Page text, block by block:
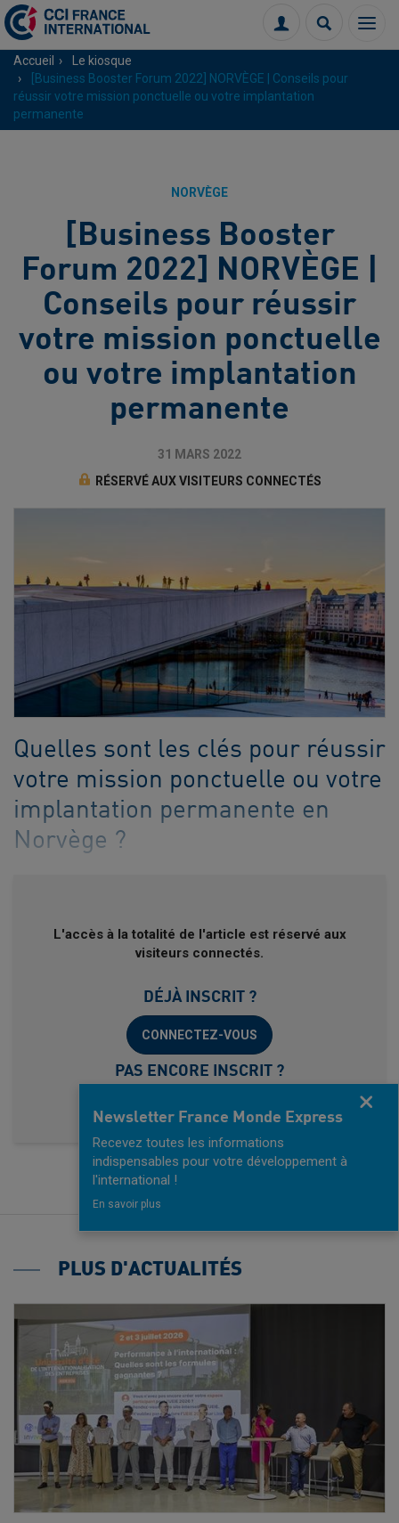
Menu
Connexion
Accueil
Le kiosque
[Business Booster Forum 2022] NORVÈGE | Conseils pour
réussir votre mission ponctuelle ou votre implantation
permanente
NORVÈGE
[Business Booster
Forum 2022] NORVÈGE |
Conseils pour réussir
votre mission ponctuelle
ou votre implantation
permanente
31 MARS 2022
RÉSERVÉ AUX VISITEURS CONNECTÉS
Quelles sont les clés pour réussir
votre mission ponctuelle ou votre
implantation permanente en
Norvège ?
L'accès à la totalité de l'article est réservé aux
visiteurs connectés.
DÉJÀ INSCRIT ?
CONNECTEZ-VOUS
PAS ENCORE INSCRIT ?
INSCRIVEZ-VOUS, C'EST GRATUIT !
PLUS D'ACTUALITÉS
Newsletter France Monde Express
Recevez toutes les informations
indispensables pour votre développement à
l'international !
En savoir plus